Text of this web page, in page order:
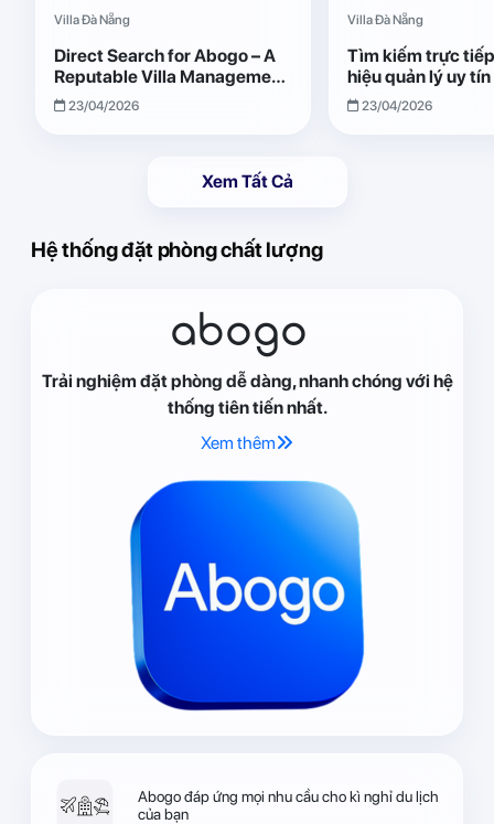
Villa Đà Nẵng
Direct Search for Abogo – A
Reputable Villa Management
Brand with Transparent and
Effective Operations
23/04/2026
Villa Đà Nẵng
Tìm kiếm trực
hiệu quản lý uy
Giải pháp vận
quả, minh bạch
23/04/2026
Xem Tất Cả
Hệ thống đặt phòng chất lượng
abogo
Trải nghiệm đặt phòng dễ dàng, nhanh chóng với hệ
thống tiên tiến nhất.
Xem thêm
Abogo đáp ứng mọi nhu cầu cho kì nghỉ du lịch
của bạn